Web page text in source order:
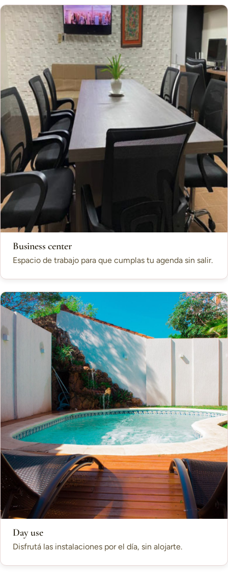
Business center
Espacio de trabajo para que cumplas tu agenda sin salir.
Day use
Disfrutá las instalaciones por el día, sin alojarte.